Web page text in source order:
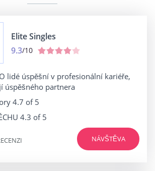
Elite Singles
9.3/10
lidé úspěšní v profesionální kariéře,
úspěšného partnera
4.7 of 5
4.3 of 5
NÁVŠTĚVA